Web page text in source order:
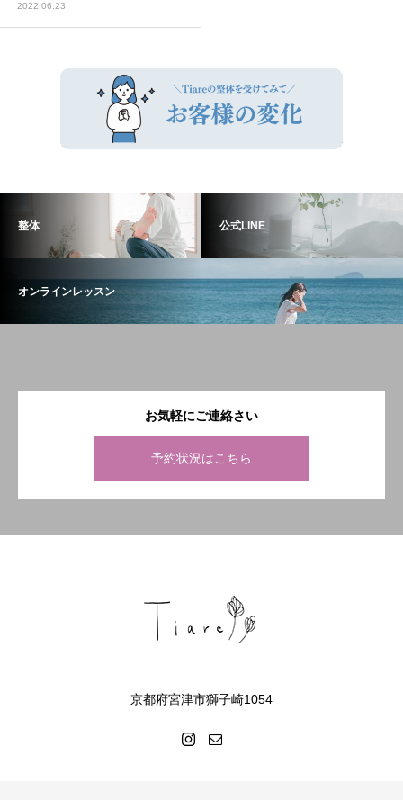
2022.06.23
整体 公式LINE
オンラインレッスン
お気軽にご連絡さい
予約状況はこちら
京都府宮津市獅子崎1054